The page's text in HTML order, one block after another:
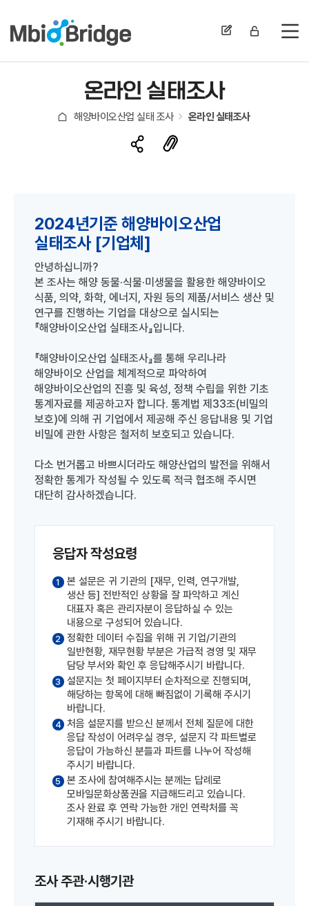
전
온라인 실태조사
해양바이오산업 실태 조사 온라인 실태조사
2024년기준 해양바이오산업
실태조사 [기업체]
안녕하십니까?
본 조사는 해양 동물·식물·미생물을 활용한 해양바이오
식품, 의약, 화학, 에너지, 자원 등의 제품/서비스 생산 및
연구를 진행하는 기업을 대상으로 실시되는
『해양바이오산업 실태조사』입니다.
『해양바이오산업 실태조사』를 통해 우리나라
해양바이오 산업을 체계적으로 파악하여
해양바이오산업의 진흥 및 육성, 정책 수립을 위한 기초
통계자료를 제공하고자 합니다. 통계법 제33조(비밀의
보호)에 의해 귀 기업에서 제공해 주신 응답내용 및 기업
비밀에 관한 사항은 철저히 보호되고 있습니다.
다소 번거롭고 바쁘시더라도 해양산업의 발전을 위해서
정확한 통계가 작성될 수 있도록 적극 협조해 주시면
대단히 감사하겠습니다.
응답자 작성요령
1
본 설문은 귀 기관의 [재무, 인력, 연구개발,
생산 등] 전반적인 상황을 잘 파악하고 계신
대표자 혹은 관리자분이 응답하실 수 있는
내용으로 구성되어 있습니다.
2
정확한 데이터 수집을 위해 귀 기업/기관의
일반현황, 재무현황 부분은 가급적 경영 및 재무
담당 부서와 확인 후 응답해주시기 바랍니다.
3
설문지는 첫 페이지부터 순차적으로 진행되며,
해당하는 항목에 대해 빠짐없이 기록해 주시기
바랍니다.
4 처음 설문지를 받으신 분께서 전체 질문에 대한
응답 작성이 어려우실 경우, 설문지 각 파트별로
응답이 가능하신 분들과 파트를 나누어 작성해
주시기 바랍니다.
5
본 조사에 참여해주시는 분께는 답례로
모바일문화상품권을 지급해드리고 있습니다.
조사 완료 후 연락 가능한 개인 연락처를 꼭
기재해 주시기 바랍니다.
조사 주관·시행기관